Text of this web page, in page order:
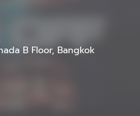
B Floor, Bangkok